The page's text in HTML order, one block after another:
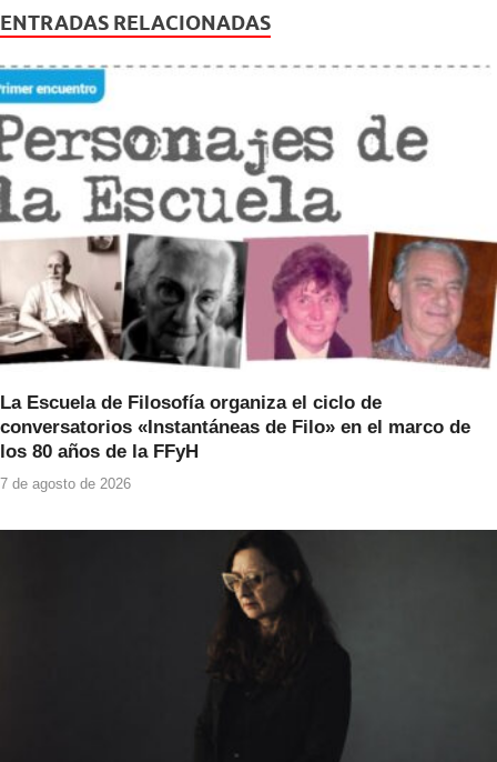
e
b
o
o
k
er s
A
p
ENTRADAS RELACIONADAS
La Escuela de Filosofía organiza el ciclo de
conversatorios «Instantáneas de Filo» en el marco de
los 80 años de la FFyH
7 de agosto de 2026